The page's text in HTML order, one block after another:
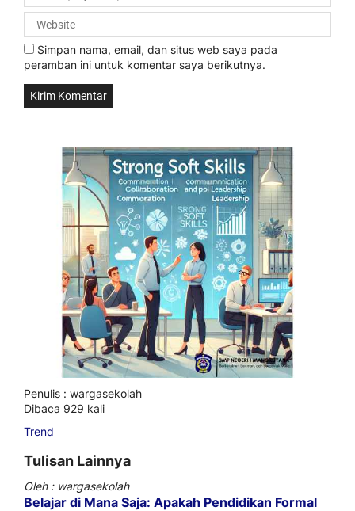
Simpan nama, email, dan situs web saya pada
peramban ini untuk komentar saya berikutnya.
Penulis : wargasekolah
Dibaca 929 kali
Trend
Tulisan Lainnya
Oleh : wargasekolah
Belajar di Mana Saja: Apakah Pendidikan Formal